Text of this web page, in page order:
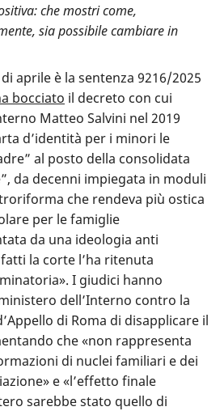
che mostri come,
sia possibile cambiare in
aprile è la sentenza 9216/2025
bocciato il decreto con cui
Matteo Salvini nel 2019
d’identità per i minori le
al posto della consolidata
da decenni impiegata in moduli
che rendeva più ostica
per le famiglie
da una ideologia anti
la corte l’ha ritenuta
I giudici hanno
dell’Interno contro la
di Roma di disapplicare il
che «non rappresenta
di nuclei familiari e dei
e «l’effetto finale
sarebbe stato quello di